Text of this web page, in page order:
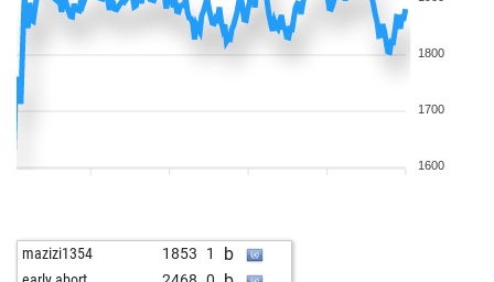
1800
1700
1600
mazizi1354 1853 1 b